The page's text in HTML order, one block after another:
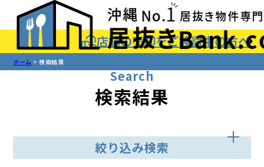
店舗の売却をご検討中の方へ
ホーム 検索結果
Search
検索結果
絞り込み検索